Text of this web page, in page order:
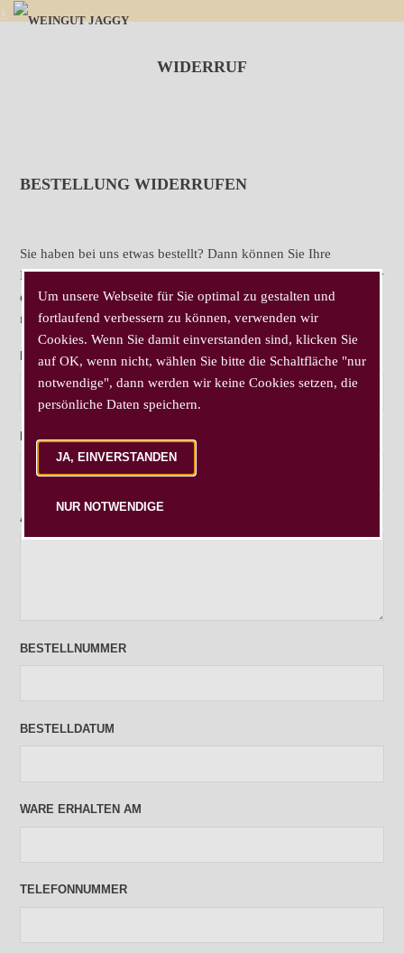
↓
WIDERRUF
BESTELLUNG WIDERRUFEN
Sie haben bei uns etwas bestellt? Dann können Sie Ihre
Bestellung ganz oder teilweise widerrufen. Sie können uns dafür
entweder eine Mail aninfo@weingut-jaggy.deschicken oder
nachfolgendes Widerrufsformular ausfüllen und abschicken:
NAME
E-MAIL
ANSCHRIFT
BESTELLNUMMER
BESTELLDATUM
WARE ERHALTEN AM
TELEFONNUMMER
Um unsere Webseite für Sie optimal zu gestalten und
fortlaufend verbessern zu können, verwenden wir
Cookies. Wenn Sie damit einverstanden sind, klicken Sie
auf OK, wenn nicht, wählen Sie bitte die Schaltfläche "nur
notwendige", dann werden wir keine Cookies setzen, die
persönliche Daten speichern.
JA, EINVERSTANDEN
NUR NOTWENDIGE